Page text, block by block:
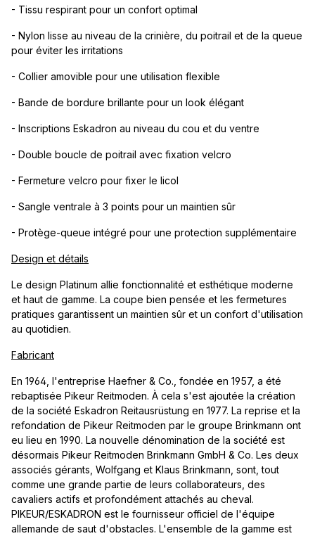
- Tissu respirant pour un confort optimal
- Nylon lisse au niveau de la crinière, du poitrail et de la queue
pour éviter les irritations
- Collier amovible pour une utilisation flexible
- Bande de bordure brillante pour un look élégant
- Inscriptions Eskadron au niveau du cou et du ventre
- Double boucle de poitrail avec fixation velcro
- Fermeture velcro pour fixer le licol
- Sangle ventrale à 3 points pour un maintien sûr
- Protège-queue intégré pour une protection supplémentaire
Design et détails
Le design Platinum allie fonctionnalité et esthétique moderne
et haut de gamme. La coupe bien pensée et les fermetures
pratiques garantissent un maintien sûr et un confort d'utilisation
au quotidien.
Fabricant
En 1964, l'entreprise Haefner & Co., fondée en 1957, a été
rebaptisée Pikeur Reitmoden. À cela s'est ajoutée la création
de la société Eskadron Reitausrüstung en 1977. La reprise et la
refondation de Pikeur Reitmoden par le groupe Brinkmann ont
eu lieu en 1990. La nouvelle dénomination de la société est
désormais Pikeur Reitmoden Brinkmann GmbH & Co. Les deux
associés gérants, Wolfgang et Klaus Brinkmann, sont, tout
comme une grande partie de leurs collaborateurs, des
cavaliers actifs et profondément attachés au cheval.
PIKEUR/ESKADRON est le fournisseur officiel de l'équipe
allemande de saut d'obstacles. L'ensemble de la gamme est